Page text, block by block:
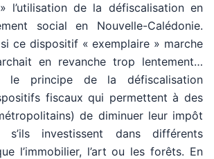
l’utilisation de la défiscalisation en
social en Nouvelle-Calédonie.
ce dispositif « exemplaire » marche
en revanche trop lentement…
le principe de la défiscalisation
fiscaux qui permettent à des
de diminuer leur impôt
investissent dans différents
l’immobilier, l’art ou les forêts. En